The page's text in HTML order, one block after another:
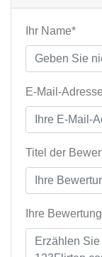
Ihr Name*
E-Mail-
Titel der
Ihre